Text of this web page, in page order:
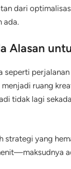
dari
ada.
Alasan
seperti
ruang
tidak lagi
strategi yang